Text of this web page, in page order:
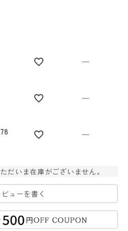
—
—
—
だいま在庫がございません。
ビューを書く